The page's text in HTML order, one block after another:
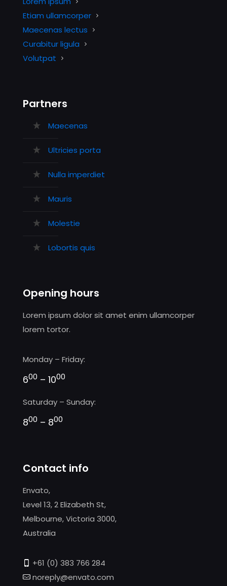
Etiam ullamcorper
Maecenas lectus
Curabitur ligula
Volutpat
Partners
Maecenas
Ultricies porta
Nulla imperdiet
Mauris
Molestie
Lobortis quis
Opening hours
Lorem ipsum dolor sit amet enim ullamcorper
lorem tortor.
Monday – Friday:
600 – 1000
Saturday – Sunday:
800 – 800
Contact info
Envato,
Level 13, 2 Elizabeth St,
Melbourne, Victoria 3000,
Australia
+61 (0) 383 766 284
noreply@envato.com